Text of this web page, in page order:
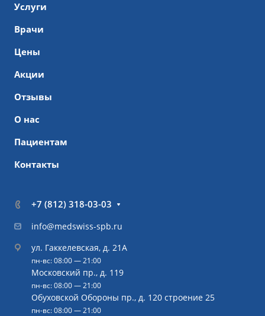
Услуги
Врачи
Цены
Акции
Отзывы
О нас
Пациентам
Контакты
+7 (812) 318-03-03
info@medswiss-spb.ru
ул. Гаккелевская, д. 21А
пн-вс: 08:00 — 21:00
Московский пр., д. 119
пн-вс: 08:00 — 21:00
Обуховской Обороны пр., д. 120 строение 25
пн-вс: 08:00 — 21:00